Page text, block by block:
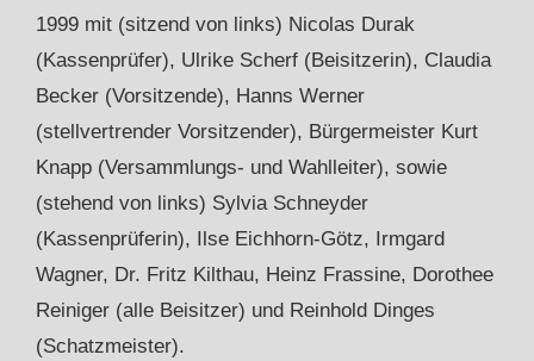
1999 mit (sitzend von links) Nicolas Durak
(Kassenprüfer), Ulrike Scherf (Beisitzerin), Claudia
Becker (Vorsitzende), Hanns Werner
(stellvertrender Vorsitzender), Bürgermeister Kurt
Knapp (Versammlungs- und Wahlleiter), sowie
(stehend von links) Sylvia Schneyder
(Kassenprüferin), Ilse Eichhorn-Götz, Irmgard
Wagner, Dr. Fritz Kilthau, Heinz Frassine, Dorothee
Reiniger (alle Beisitzer) und Reinhold Dinges
(Schatzmeister).